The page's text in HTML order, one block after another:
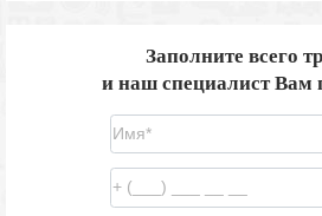
Заполните всего
и наш специалист Вам